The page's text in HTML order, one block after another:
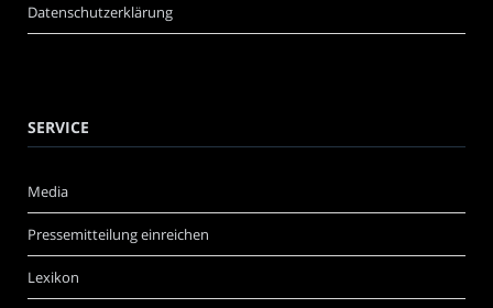
Datenschutzerklärung
SERVICE
Media
Pressemitteilung einreichen
Lexikon